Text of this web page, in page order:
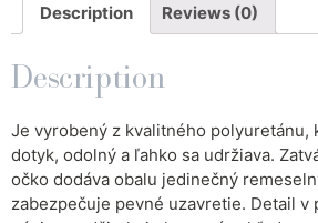
Description Reviews (0)
Description
Je vyrobený z kvalitného polyuretánu,
dotyk, odolný a ľahko sa udržiava.
očko dodáva obalu jedinečný
zabezpečuje pevné uzavretie. Detail v